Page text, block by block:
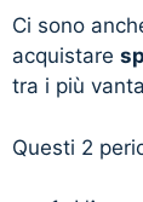
Ci sono
acquistare
tra i più
Questi 2